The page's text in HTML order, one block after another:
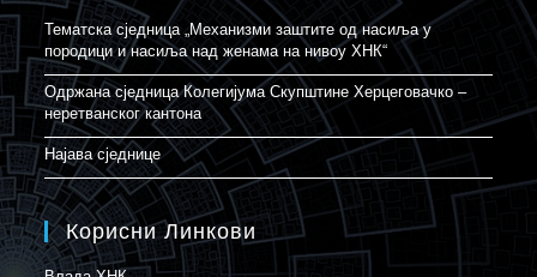
Тематска сједница „Механизми заштите од насиља у
породици и насиља над женама на нивоу ХНК“
Одржана сједница Колегијума Скупштине Херцеговачко –
неретванског кантона
Најава сједнице
Корисни Линкови